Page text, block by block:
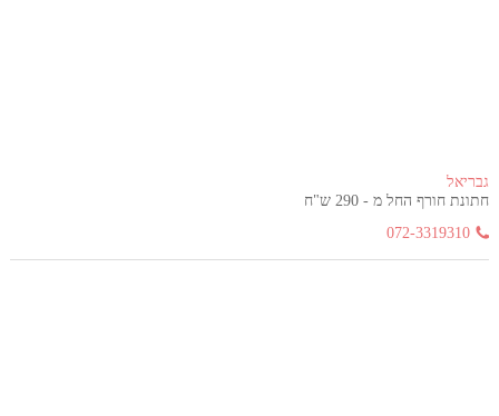
גבריאל
חתונת חורף החל מ - 290 ש"ח
072-3319310